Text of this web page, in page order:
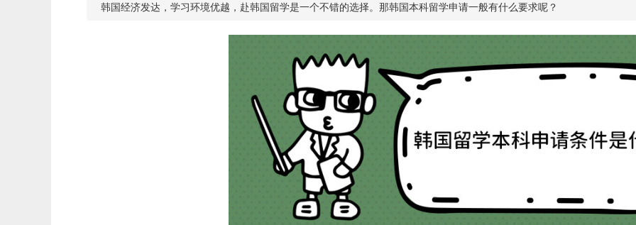
韩国经济发达，学习环境优越，赴韩国留学是一个不错的选择。那韩国本科留学申请一般有什么要求呢？